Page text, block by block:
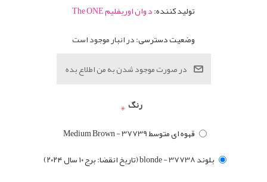
تولید کننده:د وان اوریفلیم The ONE
وضعیت دسترسی:در انبار موجود است
رنگ*
قهوه ای متوسط Medium Brown - 37739
بلوند blonde - 37738 (تاریخ انقضا: برج ۱۰ سال ۲۰۲۴)